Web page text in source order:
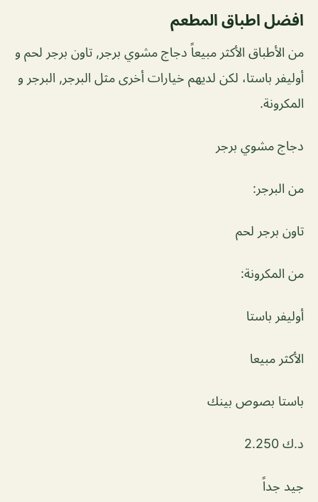
افضل اطباق المطعم
من الأطباق الأكثر مبيعاً دجاج مشوي برجر, تاون برجر لحم و
أوليفر باستا، لكن لديهم خيارات أخرى مثل البرجر, البرجر و
المكرونة.
دجاج مشوي برجر
من البرجر:
تاون برجر لحم
من المكرونة:
أوليفر باستا
الأكثر مبيعا
باستا بصوص بينك
د.ك 2.250
جيد جداً